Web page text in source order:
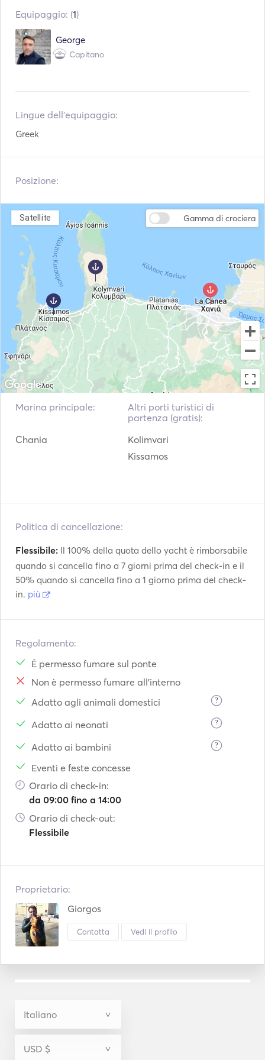
Attrezzatura per lo
snorkeling
Ancora elettrica
Equipaggio: (1)
George
Capitano
Lingue dell'equipaggio:
Greek
Posizione:
Gamma di crociera
Satellite
Marina principale:
Chania
Altri porti turistici di
partenza (gratis):
Kolimvari
Kissamos
Politica di cancellazione:
Flessibile: Il 100% della quota dello yacht è rimborsabile
quando si cancella fino a 7 giorni prima del check-in e il
50% quando si cancella fino a 1 giorno prima del check-
in. più
Regolamento:
È permesso fumare sul ponte
Non è permesso fumare all'interno
Adatto agli animali domestici
?
Adatto ai neonati ?
Adatto ai bambini ?
Eventi e feste concesse
Orario di check-in:
da 09:00 fino a 14:00
Orario di check-out:
Flessibile
Proprietario:
Giorgos
Contatta Vedi il profilo